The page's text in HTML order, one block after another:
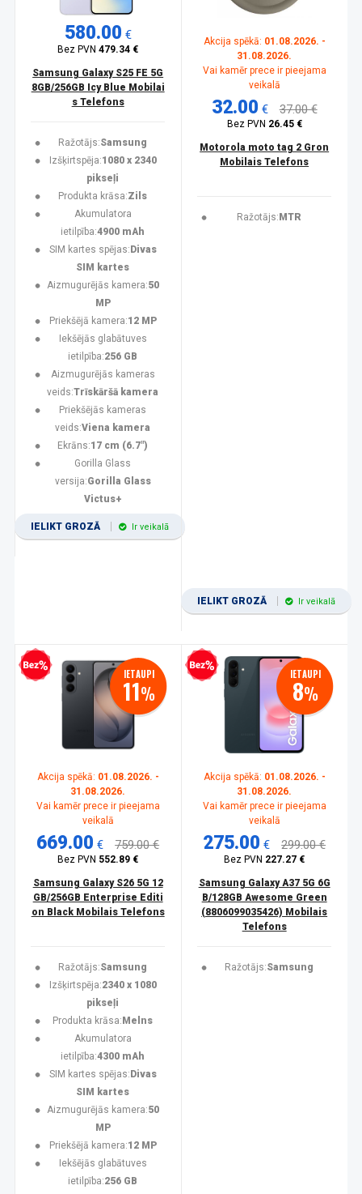
580.00 €
Bez PVN479.34 €
Samsung Galaxy S25 FE 5G
8GB/256GB Icy Blue Mobilai
s Telefons
Ražotājs:Samsung
Izšķirtspēja:1080 x 2340
pikseļi
Produkta krāsa:Zils
Akumulatora
ietilpība:4900 mAh
SIM kartes spējas: Divas
SIM kartes
Aizmugurējās kamera:50
MP
Priekšējā kamera:12 MP
Iekšējās glabātuves
ietilpība:256 GB
Aizmugurējās kameras
veids:Trīskāršā kamera
Priekšējās kameras
veids:Viena kamera
Ekrāns:17 cm (6.7")
Gorilla Glass
versija:Gorilla Glass
Victus+
IELIKT GROZĀ Ir veikalā
Akcija spēkā: 01.08.2026. -
31.08.2026.
Vai kamēr prece ir pieejama
veikalā
32.00 € 37.00 €
Bez PVN 26.45 €
Motorola moto tag 2 Gron
Mobilais Telefons
Ražotājs: MTR
IELIKT GROZĀ Ir veikalā
kredīts IETAUPI
11%
Akcija spēkā: 01.08.2026. -
31.08.2026.
Vai kamēr prece ir pieejama
veikalā
669.00 € 759.00 €
Bez PVN 552.89 €
Samsung Galaxy S26 5G 12
GB/256GB Enterprise Editi
on Black Mobilais Telefons
Ražotājs:Samsung
Izšķirtspēja:2340 x 1080
pikseļi
Produkta krāsa: Melns
Akumulatora
ietilpība:4300 mAh
SIM kartes spējas: Divas
SIM kartes
Aizmugurējās kamera:50
MP
Priekšējā kamera:12 MP
Iekšējās glabātuves
ietilpība:256 GB
Bezprocentu kredīts IETAUPI
8%
Akcija spēkā: 01.08.2026. -
31.08.2026.
Vai kamēr prece ir pieejama
veikalā
275.00 € 299.00 €
Bez PVN 227.27 €
Samsung Galaxy A37 5G 6G
B/128GB Awesome Green
(8806099035426) Mobilais
Telefons
Ražotājs:Samsung